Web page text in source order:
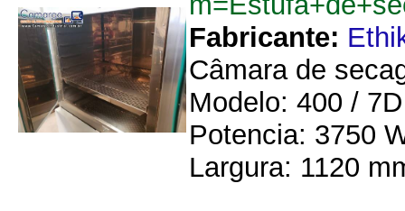
Fabricante:
Câmara de
Modelo: 400 /
Potencia: 3750
Largura: 1120